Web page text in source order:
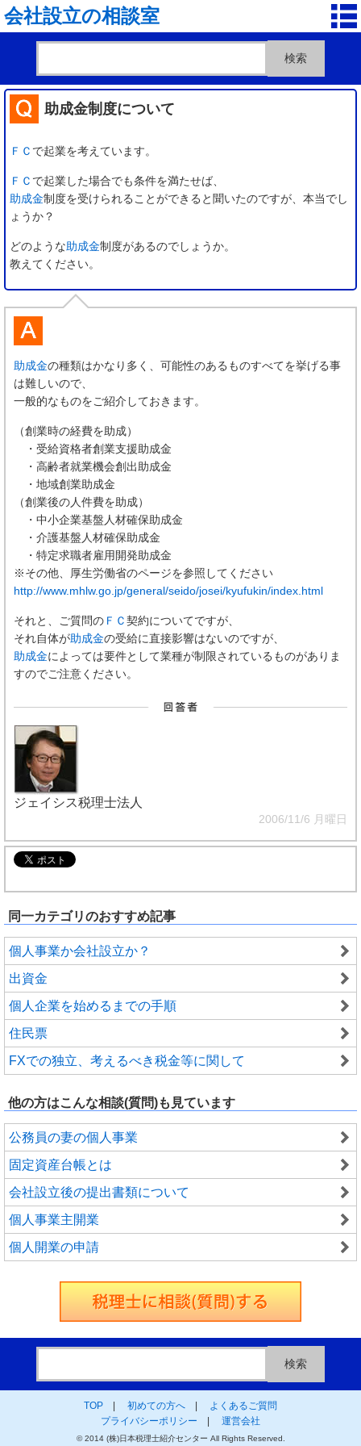
会社設立の相談室
助成金制度について
ＦＣ で起業を考えています。
ＦＣ で起業した場合でも条件を満たせば、
助成金制度を受けられることができると聞いたのですが、本当でし
ょうか？
どのような助成金制度があるのでしょうか。
教えてください。
助成金の種類はかなり多く、可能性のあるものすべてを挙げる事
は難しいので、
一般的なものをご紹介しておきます。
（創業時の経費を助成）
・受給資格者創業支援助成金
・高齢者就業機会創出助成金
・地域創業助成金
（創業後の人件費を助成）
・中小企業基盤人材確保助成金
・介護基盤人材確保助成金
・特定求職者雇用開発助成金
※その他、厚生労働省のページを参照してください
http://www.mhlw.go.jp/general/seido/josei/kyufukin/index.html
それと、ご質問の ＦＣ契約についてですが、
それ自体が助成金の受給に直接影響はないのですが、
助成金によっては要件として業種が制限されているものがありま
すのでご注意ください。
ジェイシス税理士法人
2006/11/6 月曜日
同一カテゴリのおすすめ記事
個人事業か会社設立か？
出資金
個人企業を始めるまでの手順
住民票
FXでの独立、考えるべき税金等に関して
他の方はこんな相談(質問)も見ています
公務員の妻の個人事業
固定資産台帳とは
会社設立後の提出書類について
個人事業主開業
個人開業の申請
TOP 初めての方へ
よくあるご質問
プライバシーポリシー
運営会社
© 2014 (株)日本税理士紹介センター All Rights Reserved.